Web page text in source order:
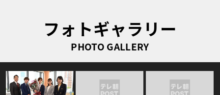
フォトギャラリー
PHOTO GALLERY